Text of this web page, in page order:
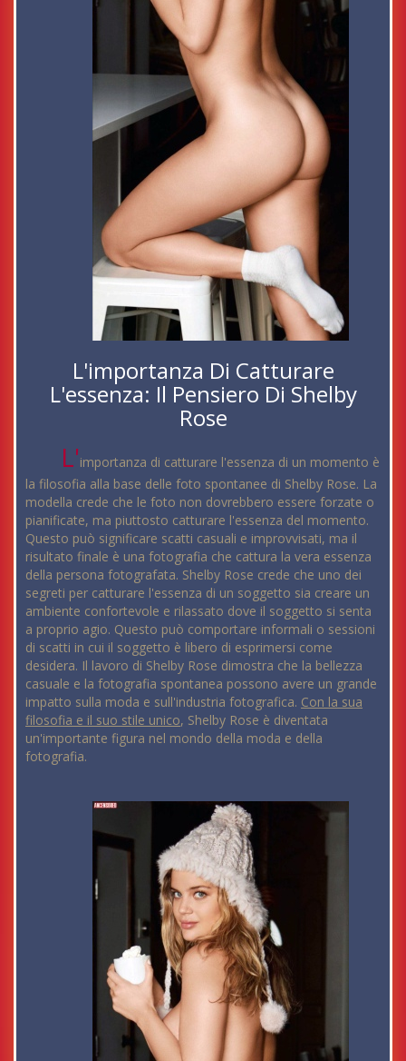
L'importanza Di Catturare
L'essenza: Il Pensiero Di Shelby
Rose
L'importanza di catturare l'essenza di un momento è
la filosofia alla base delle foto spontanee di Shelby Rose. La
modella crede che le foto non dovrebbero essere forzate o
pianificate, ma piuttosto catturare l'essenza del momento.
Questo può significare scatti casuali e improvvisati, ma il
risultato finale è una fotografia che cattura la vera essenza
della persona fotografata. Shelby Rose crede che uno dei
segreti per catturare l'essenza di un soggetto sia creare un
ambiente confortevole e rilassato dove il soggetto si senta
a proprio agio. Questo può comportare informali o sessioni
di scatti in cui il soggetto è libero di esprimersi come
desidera. Il lavoro di Shelby Rose dimostra che la bellezza
casuale e la fotografia spontanea possono avere un grande
impatto sulla moda e sull'industria fotografica. Con la sua
filosofia e il suo stile unico, Shelby Rose è diventata
un'importante figura nel mondo della moda e della
fotografia.